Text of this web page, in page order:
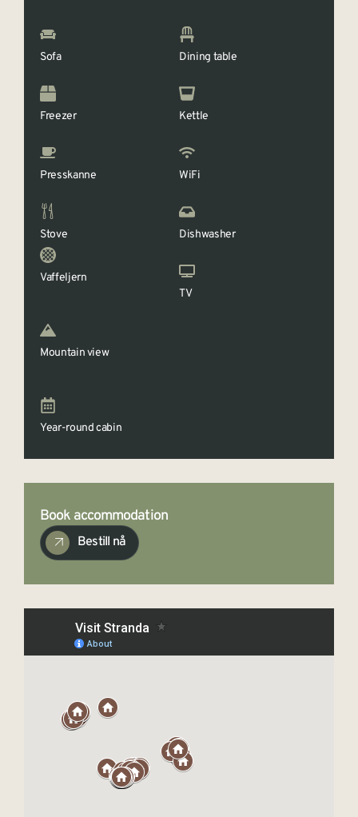
Sofa Dining table
Freezer Kettle
Presskanne WiFi
Stove Dishwasher
Vaffeljern
TV
Mountain view
Year-round cabin
Book accommodation
Bestill nå